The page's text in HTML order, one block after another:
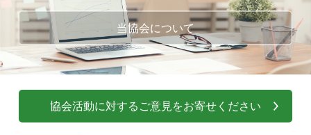
当協会について
協会活動に対するご意見をお寄せください